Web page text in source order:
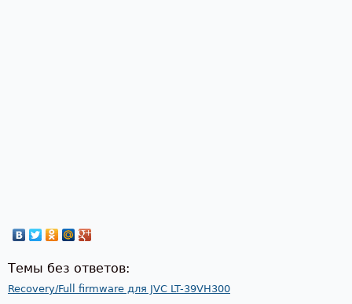
Темы без ответов:
Recovery/Full firmware для JVC LT-39VH300